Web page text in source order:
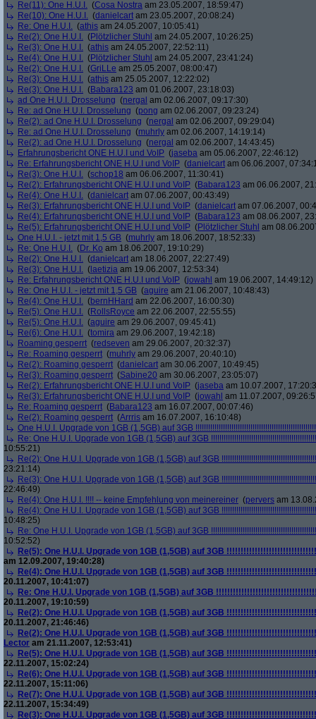
Re(11): One H.U.I. (Cosa Nostra am 23.05.2007, 18:59:47)
Re(10): One H.U.I. (danielcart am 23.05.2007, 20:08:24)
Re: One H.U.I. (athis am 24.05.2007, 10:05:41)
Re(2): One H.U.I. (Plötzlicher Stuhl am 24.05.2007, 10:26:25)
Re(3): One H.U.I. (athis am 24.05.2007, 22:52:11)
Re(4): One H.U.I. (Plötzlicher Stuhl am 24.05.2007, 23:41:24)
Re(2): One H.U.I. (GriLLe am 25.05.2007, 08:00:47)
Re(3): One H.U.I. (athis am 25.05.2007, 12:22:02)
Re(3): One H.U.I. (Babara123 am 01.06.2007, 23:18:03)
ad One H.U.I. Drosselung (nergal am 02.06.2007, 09:17:30)
Re: ad One H.U.I. Drosselung (pong am 02.06.2007, 09:23:24)
Re(2): ad One H.U.I. Drosselung (nergal am 02.06.2007, 09:29:04)
Re: ad One H.U.I. Drosselung (muhrly am 02.06.2007, 14:19:14)
Re(2): ad One H.U.I. Drosselung (nergal am 02.06.2007, 14:43:45)
Erfahrungsbericht ONE H.U.I und VoIP (jaseba am 05.06.2007, 22:46:12)
Re: Erfahrungsbericht ONE H.U.I und VoIP (danielcart am 06.06.2007,
Re(3): One H.U.I. (schop18 am 06.06.2007, 11:30:41)
Re(2): Erfahrungsbericht ONE H.U.I und VoIP (Babara123 am 06.06.2007,
Re(4): One H.U.I. (danielcart am 07.06.2007, 00:43:49)
Re(3): Erfahrungsbericht ONE H.U.I und VoIP (danielcart am 07.06.2007,
Re(4): Erfahrungsbericht ONE H.U.I und VoIP (Babara123 am 08.06.2007,
Re(5): Erfahrungsbericht ONE H.U.I und VoIP (Plötzlicher Stuhl am
One H.U.I. - jetzt mit 1,5 GB (muhrly am 18.06.2007, 18:52:33)
Re: One H.U.I. (Dr. Ko am 18.06.2007, 19:10:29)
Re(2): One H.U.I. (danielcart am 18.06.2007, 22:27:49)
Re(3): One H.U.I. ( laetizia am 19.06.2007, 12:53:34)
Re: Erfahrungsbericht ONE H.U.I und VoIP (jowahl am 19.06.2007, 14:49:12)
Re: One H.U.I. - jetzt mit 1,5 GB (aguire am 21.06.2007, 10:48:43)
Re(4): One H.U.I. (bernHHard am 22.06.2007, 16:00:30)
Re(5): One H.U.I. (RollsRoyce am 22.06.2007, 22:55:55)
Re(5): One H.U.I. (aguire am 29.06.2007, 09:45:41)
Re(6): One H.U.I. (tomira am 29.06.2007, 19:42:18)
Roaming gesperrt (redseven am 29.06.2007, 20:32:37)
Re: Roaming gesperrt (muhrly am 29.06.2007, 20:40:10)
Re(2): Roaming gesperrt (danielcart am 30.06.2007, 10:49:45)
Re(3): Roaming gesperrt (Sabine20 am 30.06.2007, 23:05:07)
Re(2): Erfahrungsbericht ONE H.U.I und VoIP (jaseba am 10.07.2007,
Re(3): Erfahrungsbericht ONE H.U.I und VoIP (jowahl am 11.07.2007,
Re: Roaming gesperrt (Babara123 am 16.07.2007, 00:07:46)
Re(2): Roaming gesperrt (Arrris am 16.07.2007, 16:10:48)
One H.U.I. Upgrade von 1GB (1,5GB) auf 3GB
Re: One H.U.I. Upgrade von 1GB (1,5GB) auf 3GB
10:55:21)
Re(2): One H.U.I. Upgrade von 1GB (1,5GB) auf 3GB
23:21:14)
Re(3): One H.U.I. Upgrade von 1GB (1,5GB) auf 3GB
22:46:49)
Re(4): One H.U.I. !!!! -- keine Empfehlung von meinereiner (pervers am
Re(4): One H.U.I. Upgrade von 1GB (1,5GB) auf 3GB
10:48:25)
Re: One H.U.I. Upgrade von 1GB (1,5GB) auf 3GB
10:52:52)
Re(5): One H.U.I. Upgrade von 1GB (1,5GB) auf 3GB
am 12.09.2007, 19:40:28)
Re(4): One H.U.I. Upgrade von 1GB (1,5GB) auf 3GB
20.11.2007, 10:41:07)
Re: One H.U.I. Upgrade von 1GB (1,5GB) auf 3GB
20.11.2007, 19:10:59)
Re(2): One H.U.I. Upgrade von 1GB (1,5GB) auf 3GB
20.11.2007, 21:46:46)
Re(2): One H.U.I. Upgrade von 1GB (1,5GB) auf 3GB
Lector am 21.11.2007, 12:53:41)
Re(5): One H.U.I. Upgrade von 1GB (1,5GB) auf 3GB
22.11.2007, 15:02:24)
Re(6): One H.U.I. Upgrade von 1GB (1,5GB) auf 3GB
22.11.2007, 15:11:06)
Re(7): One H.U.I. Upgrade von 1GB (1,5GB) auf 3GB
22.11.2007, 15:34:49)
Re(3): One H.U.I. Upgrade von 1GB (1,5GB) auf 3GB